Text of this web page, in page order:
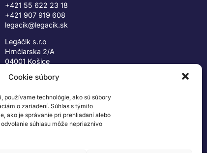
Cookie súbory
používame technológie, ako sú súbory
o zariadení. Súhlas s týmito
ako je správanie pri prehliadaní alebo
súhlasu môže nepriaznivo
+421 55 622 23 18
+421 907 919 608
legacik@legacik.sk
Legáčik s.r.o
Hrnčiarska 2/A
04001 Košice
IČ DPH: SK2023978330